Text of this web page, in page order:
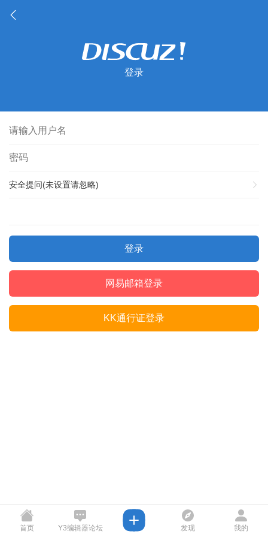
登录
安全提问(未设置请忽略)
登录
网易邮箱登录
KK通行证登录
首页 Y3编辑器论坛 发现 我的